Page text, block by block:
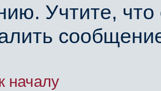
Учтите,
началу